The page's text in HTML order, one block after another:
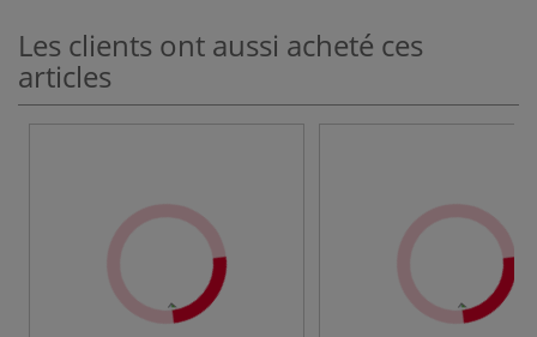
Les clients ont aussi acheté ces
articles